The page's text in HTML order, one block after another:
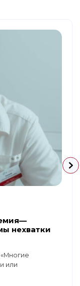
нехватки
или